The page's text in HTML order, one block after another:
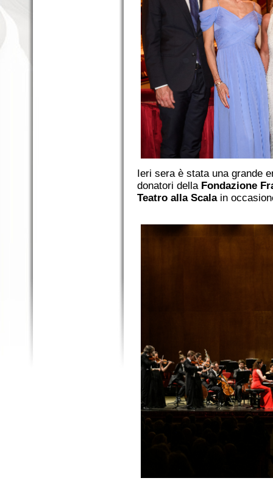
Ieri sera è stata una grande
donatori della Fondazione
Teatro alla Scalain